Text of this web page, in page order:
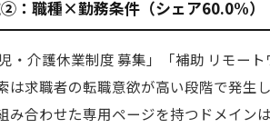
：職種×勤務条件（シェア60.0%）
児・介護休業制度 募集」「補助 リモー
は求職者の転職意欲が高い段階で発生
み合わせた専用ページを持つドメイン